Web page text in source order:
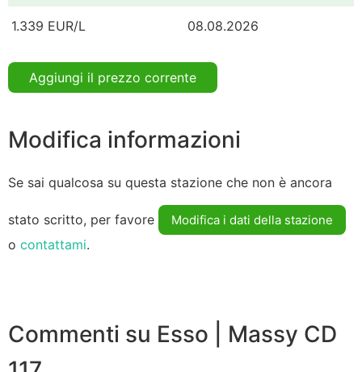
1.339 EUR/L 08.08.2026
Aggiungi il prezzo corrente
Modifica informazioni
Se sai qualcosa su questa stazione che non è ancora
stato scritto, per favore Modifica i dati della stazione
o contattami.
Commenti su Esso | Massy CD